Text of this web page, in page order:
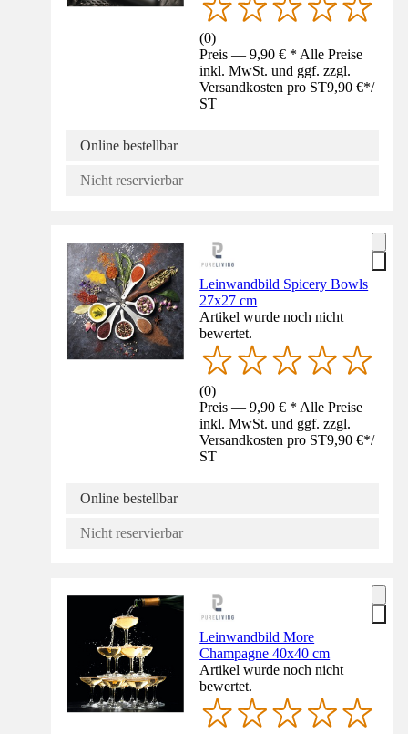
(0)
Preis — 9,90 € * Alle Preise
inkl. MwSt. und ggf. zzgl.
Versandkosten pro ST9,90 €*/
ST
Online bestellbar
Nicht reservierbar
Leinwandbild Spicery Bowls
27x27 cm
Artikel wurde noch nicht
bewertet.
(0)
Preis — 9,90 € * Alle Preise
inkl. MwSt. und ggf. zzgl.
Versandkosten pro ST9,90 €*/
ST
Online bestellbar
Nicht reservierbar
Leinwandbild More
Champagne 40x40 cm
Artikel wurde noch nicht
bewertet.